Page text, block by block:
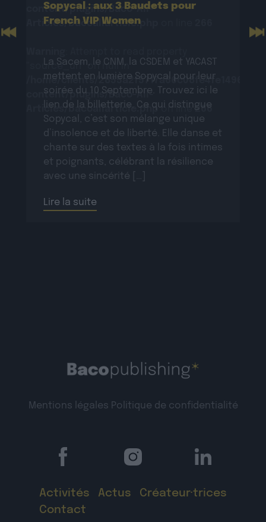
Sopycal : aux 3 Baudets pour
French VIP Women
La Sacem, le CNM, la CSDEM et YACAST
mettent en lumière Sopycal pour leur
soirée du 10 Septembre. Trouvez ici le
lien de la billetterie. Ce qui distingue
Sopycal, c’est son mélange unique
d’insolence et de liberté. Elle danse et
chante sur des textes à la fois intimes
et poignants, célébrant la résilience
avec une sincérité […]
Lire la suite
content/plugins/Baco-All-
Articles/bacoallarticle.php
"source_url" on null in
/home/clients/
content/plugins/Baco-All-
Articles/bacoallarticle.phpon line266
Previous
Mentions légales Politique de confidentialité
Activités Actus
Créateur·trices
Contact